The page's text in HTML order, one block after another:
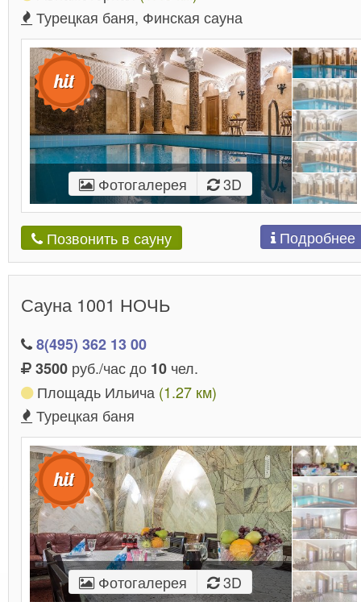
Турецкая баня, Финская сауна
Фотогалерея 3D
Позвонить в сауну Подробнее
Сауна 1001 НОЧЬ
8(495) 362 13 00
3500 руб./час до 10 чел.
Площадь Ильича (1.27 км)
Турецкая баня
Фотогалерея 3D